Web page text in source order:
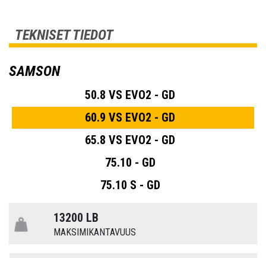
TEKNISET TIEDOT
SAMSON
50.8 VS EVO2 - GD
60.9 VS EVO2 - GD
65.8 VS EVO2 - GD
75.10 - GD
75.10 S - GD
13200 LB
MAKSIMIKANTAVUUS